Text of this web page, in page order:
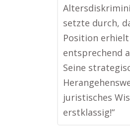
setzte durch,
Position
entsprechend
Seine
juristisches
erstklassig!“